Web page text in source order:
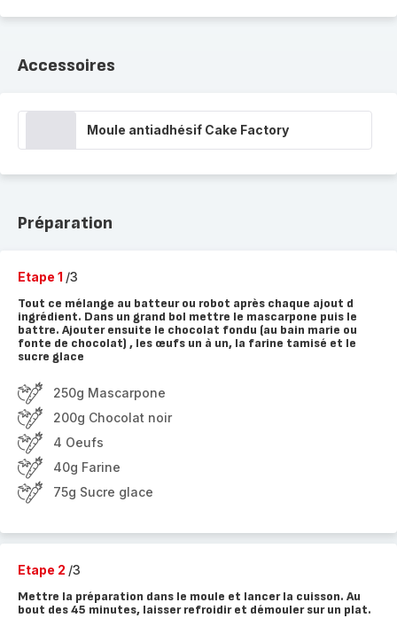
Accessoires
Moule antiadhésif Cake Factory
Préparation
Etape 1 /3
Tout ce mélange au batteur ou robot après chaque ajout d
ingrédient. Dans un grand bol mettre le mascarpone puis le
battre. Ajouter ensuite le chocolat fondu (au bain marie ou
fonte de chocolat) , les œufs un à un, la farine tamisé et le
sucre glace
250g Mascarpone
200g Chocolat noir
4 Oeufs
40g Farine
75g Sucre glace
Etape 2 /3
Mettre la préparation dans le moule et lancer la cuisson. Au
bout des 45 minutes, laisser refroidir et démouler sur un plat.